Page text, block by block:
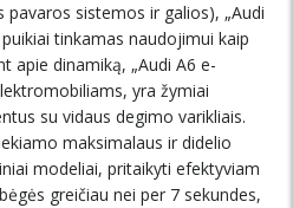
sistemos ir galios), „Audi
tinkamas naudojimui kaip
apie dinamiką, „Audi A6 e-
yra žymiai
su vidaus degimo varikliais.
maksimalaus ir didelio
modeliai, pritaikyti efektyviam
greičiau nei per 7 sekundes,